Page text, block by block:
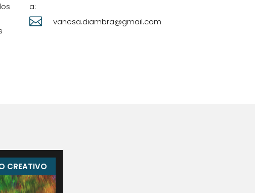
a:
 vanesa.diambra@gmail.com
CREATIVO